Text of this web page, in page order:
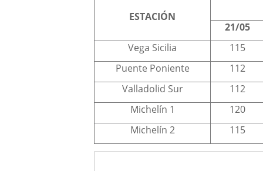
ESTACIÓN
21/05
Vega Sicilia
115
Puente Poniente
112
Valladolid Sur
112
Michelín 1
120
Michelín 2
115